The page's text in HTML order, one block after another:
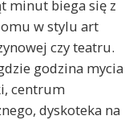
minut biega się z
w stylu art
czy teatru.
godzina mycia
centrum
dyskoteka na